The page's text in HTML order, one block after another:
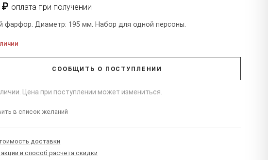
₽ оплата при получении
фарфор. Диаметр: 195 мм. Набор для одной персоны.
СООБЩИТЬ О ПОСТУПЛЕНИИ
Цена при поступлении может измениться.
в список желаний
доставки
и способ расчёта скидки